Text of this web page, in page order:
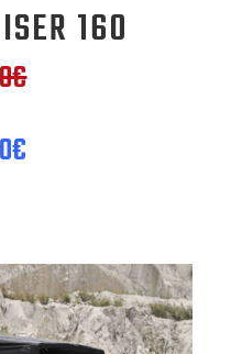
160